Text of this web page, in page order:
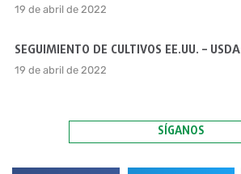
19 de abril de 2022
SEGUIMIENTO DE CULTIVOS EE.UU. – USDA
19 de abril de 2022
SÍGANOS